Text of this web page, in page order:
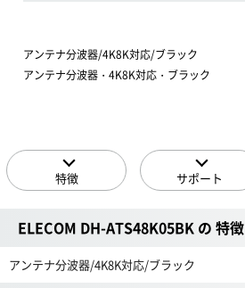
アンテナ分波器/4K8K対応/ブラック
アンテナ分波器・4K8K対応・ブラック
特徴 サポート
ELECOM DH-ATS48K05BK の 特徴
アンテナ分波器/4K8K対応/ブラック